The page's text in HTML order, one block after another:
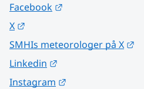
Facebook
X
SMHIs meteorologer på X
Linkedin
Instagram